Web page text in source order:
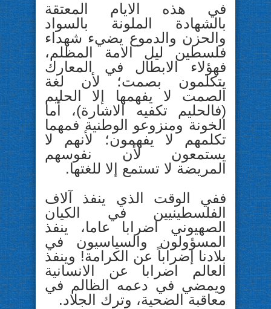
في هذه الايام المعتقة
بالشهادة الملونة بالسواد
والحزن والدموع يضيء شهداء
فلسطين ليل الامة المظلم،
فهؤلاء الابطال في المعارك
يتكلمون بصمت؛ لأن لغة
الصمت لا يفهمها إلا الحليم
(فالحليم تكفيه الاشارة)، أما
الخونة ومنزوعو الوطنية فمهما
تكلمهم لا يفهمون؛ لأنهم لا
يستمعون لأن نفوسهم
المريضة لا تستمع إلا للغتها.
ففي الوقت الذي ينفذ آلاف
الفلسطينيين في الكيان
الصهيوني اضرابا عاما، ينفذ
المسؤولون والسياسيون في
بلادنا إضراباً عن الكرامة! وينفذ
العالم اضرابا عن الانسانية
ويمضي في دعمه الظالم في
معاقبة الضحية، وترك الجلاد.